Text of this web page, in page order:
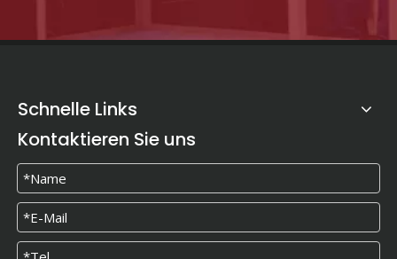
Schnelle Links
Kontaktieren Sie uns